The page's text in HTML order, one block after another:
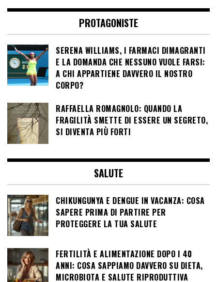
PROTAGONISTE
SERENA WILLIAMS, I FARMACI DIMAGRANTI
E LA DOMANDA CHE NESSUNO VUOLE FARSI:
A CHI APPARTIENE DAVVERO IL NOSTRO
CORPO?
RAFFAELLA ROMAGNOLO: QUANDO LA
FRAGILITÀ SMETTE DI ESSERE UN SEGRETO,
SI DIVENTA PIÙ FORTI
SALUTE
CHIKUNGUNYA E DENGUE IN VACANZA: COSA
SAPERE PRIMA DI PARTIRE PER
PROTEGGERE LA TUA SALUTE
FERTILITÀ E ALIMENTAZIONE DOPO I 40
ANNI: COSA SAPPIAMO DAVVERO SU DIETA,
MICROBIOTA E SALUTE RIPRODUTTIVA